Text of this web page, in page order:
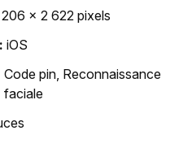
206 x 2 622 pixels
iOS
Code pin, Reconnaissance
faciale